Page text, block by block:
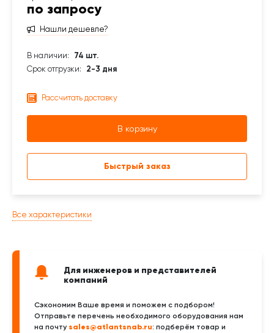
Все характеристики
Для инженеров и представителей
компаний
Сэкономим Ваше время и поможем с подбором!
Отправьте перечень необходимого оборудования нам
на почту sales@atlantsnab.ru: подберём товар и
по запросу
Нашли дешевле?
В наличии:
74 шт.
Срок отгрузки:
2-3 дня
Рассчитать доставку
В корзину
Быстрый заказ